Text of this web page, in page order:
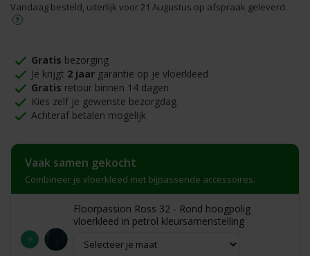
Vandaag besteld, uiterlijk voor 21 Augustus op afspraak geleverd.
Gratis bezorging
Je krijgt 2 jaar garantie op je vloerkleed
Gratis retour binnen 14 dagen
Kies zelf je gewenste bezorgdag
Achteraf betalen mogelijk
Vaak samen gekocht
Combineer je vloerkleed met bijpassende accessoires.
+
Floorpassion Ross 32 - Rond hoogpolig
vloerkleed in petrol kleursamenstelling